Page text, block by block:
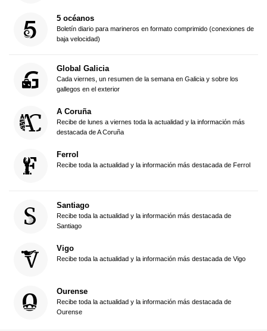
5 océanos
Boletín diario para marineros en formato comprimido (conexiones de
baja velocidad)
Global Galicia
Cada viernes, un resumen de la semana en Galicia y sobre los
gallegos en el exterior
A Coruña
Recibe de lunes a viernes toda la actualidad y la información más
destacada de A Coruña
Ferrol
Recibe toda la actualidad y la información más destacada de Ferrol
Santiago
Recibe toda la actualidad y la información más destacada de
Santiago
Vigo
Recibe toda la actualidad y la información más destacada de Vigo
Ourense
Recibe toda la actualidad y la información más destacada de
Ourense